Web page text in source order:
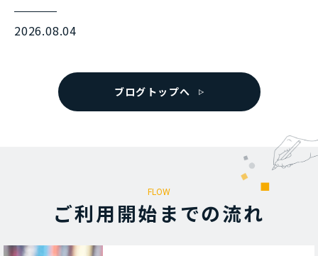
2026.08.04
ブログトップへ
FLOW
ご利⽤開始までの流れ